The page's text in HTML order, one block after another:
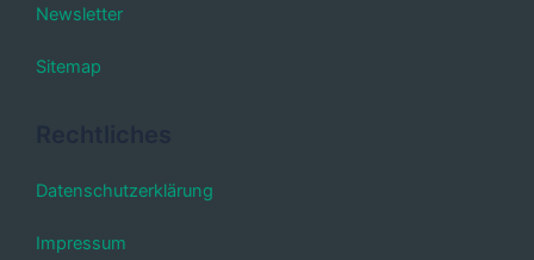
Newsletter
Sitemap
Datenschutzerklärung
Impressum